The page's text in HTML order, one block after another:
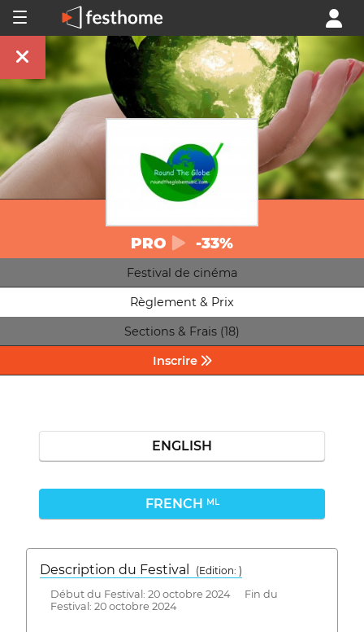
PRO -33%
Festival de cinéma
Règlement & Prix
Sections & Frais (18)
Inscrire
ENGLISH
FRENCH ML
Description du Festival
( Edition: )
Début du Festival: 20 octobre 2024 Fin du
Festival: 20 octobre 2024